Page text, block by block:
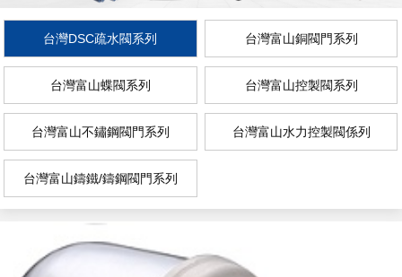
台灣DSC疏水閥系列 台灣富山銅閥門系列
台灣富山蝶閥系列 台灣富山控製閥系列
台灣富山不鏽鋼閥門系列 台灣富山水力控製閥係列
台灣富山鑄鐵/鑄鋼閥門系列